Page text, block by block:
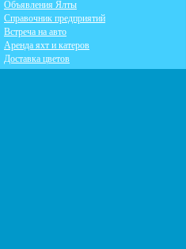
Объявления Ялты
Справочник предприятий
Встреча на авто
Аренда яхт и катеров
Доставка цветов